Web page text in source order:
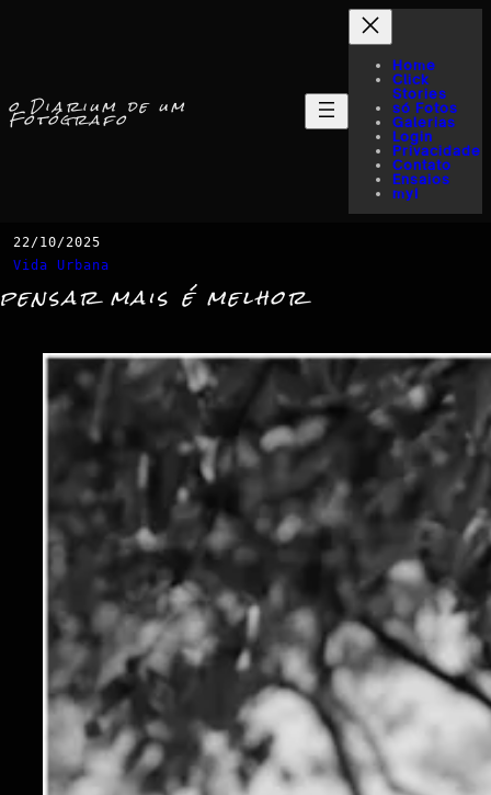
o Diarium de um
Fotógrafo
Home
Click
Stories
só Fotos
Galerias
Login
Privacidade
Contato
Ensaios
myI
22/10/2025
Vida Urbana
pensar mais é melhor